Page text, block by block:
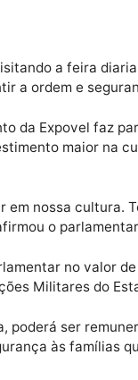
de Porto
visitando a
da
em nossa
afirmou o